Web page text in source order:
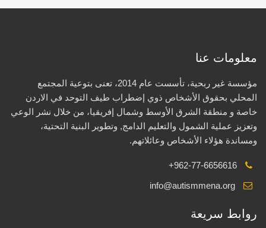
معلومات عنا
مؤسسة غير ربحية، تأسست عام 2014، تعنى بتوعية المجتمع
المحلي بحقوق الأشخاص ذوي إضطراب طيف التوحد في الاردن
خاصة و منطقة الشرق الأوسط وشمال إفريقيا، من خلال نشر الوعي
وتعزيز عملية الشمول والتعليم الدامج, وتطوير البنية التحتية،
ومساندة هؤلاء الأشخاص وعائلاتهم.
+962-77-6656616
info@autismmena.org
روابط سريعة